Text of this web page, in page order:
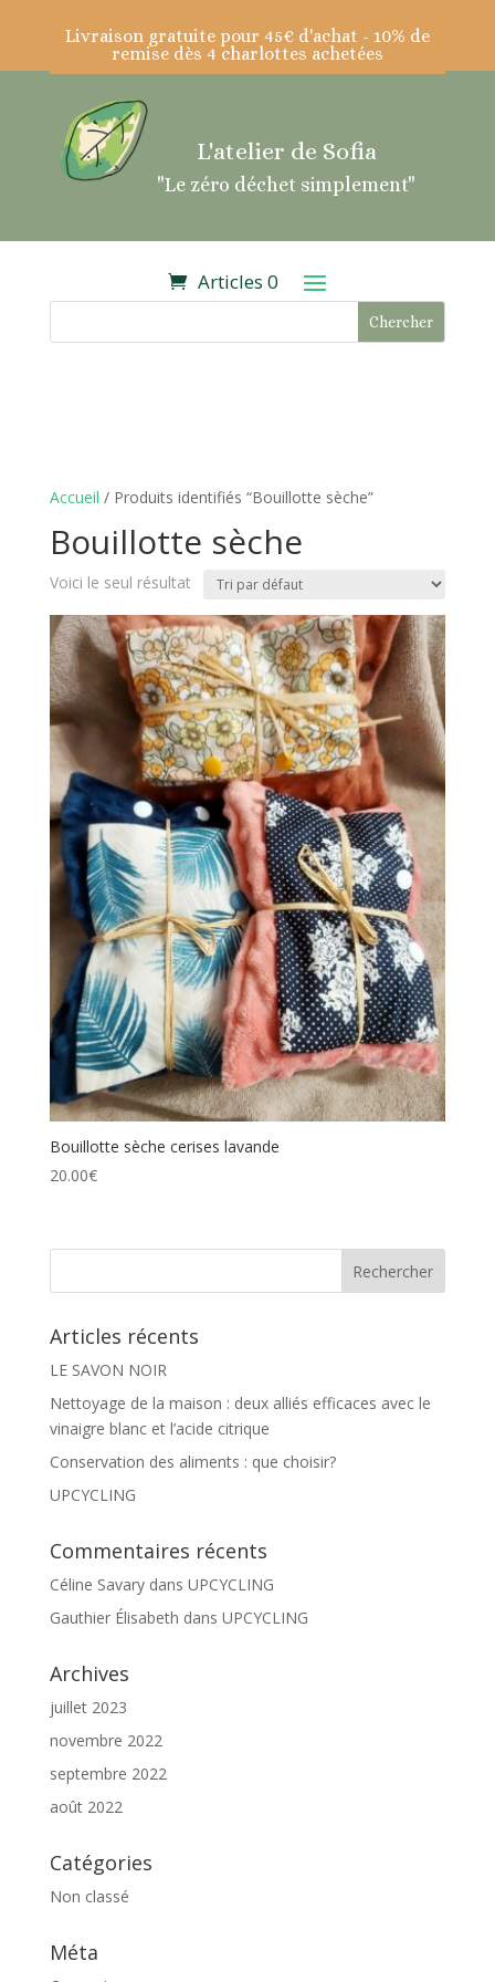
Livraison gratuite pour 45€ d'achat - 10% de
remise dès 4 charlottes achetées
L'atelier de Sofia
"Le zéro déchet simplement"
Articles 0
Accueil / Produits identifiés “Bouillotte sèche”
Bouillotte sèche
Voici le seul résultat
Bouillotte sèche cerises lavande
20.00€
Articles récents
LE SAVON NOIR
Nettoyage de la maison : deux alliés efficaces avec le
vinaigre blanc et l’acide citrique
Conservation des aliments : que choisir?
UPCYCLING
Commentaires récents
Céline Savarydans UPCYCLING
Gauthier Élisabeth dans UPCYCLING
Archives
juillet 2023
novembre 2022
septembre 2022
août 2022
Catégories
Non classé
Méta